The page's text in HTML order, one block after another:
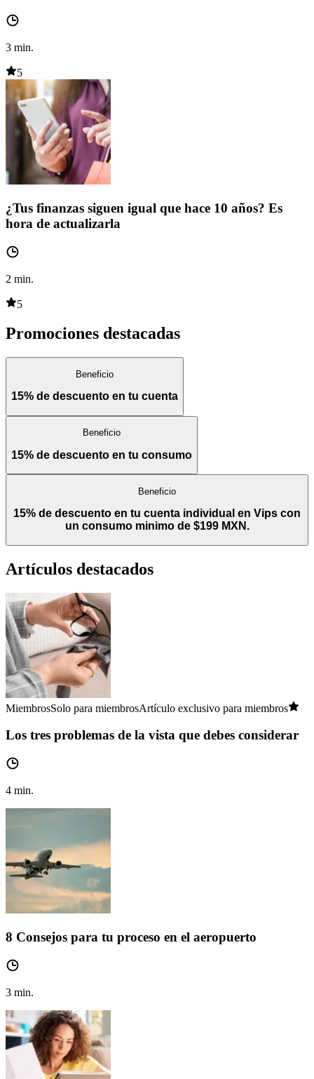
3 min.
5
¿Tus finanzas siguen igual que hace 10 años? Es
hora de actualizarla
2 min.
5
Promociones destacadas
Beneficio
15% de descuento en tu cuenta
Beneficio
15% de descuento en tu consumo
Beneficio
15% de descuento en tu cuenta individual en Vips con
un consumo minimo de $199 MXN.
Artículos destacados
MiembrosSolo para miembrosArtículo exclusivo para miembros
Los tres problemas de la vista que debes considerar
4 min.
8 Consejos para tu proceso en el aeropuerto
3 min.